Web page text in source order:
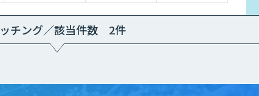
【生成AIプラ
ン】：￥100,000
チング／該当件数 2件